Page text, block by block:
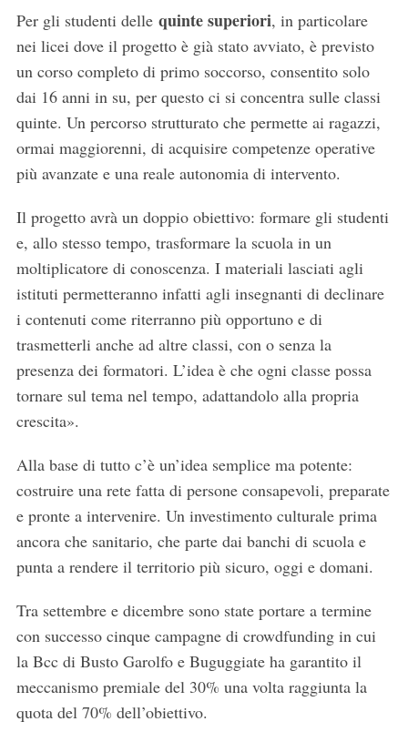
Per gli studenti delle quinte superiori, in particolare
nei licei dove il progetto è già stato avviato, è previsto
un corso completo di primo soccorso, consentito solo
dai 16 anni in su, per questo ci si concentra sulle classi
quinte. Un percorso strutturato che permette ai ragazzi,
ormai maggiorenni, di acquisire competenze operative
più avanzate e una reale autonomia di intervento.
Il progetto avrà un doppio obiettivo: formare gli studenti
e, allo stesso tempo, trasformare la scuola in un
moltiplicatore di conoscenza. I materiali lasciati agli
istituti permetteranno infatti agli insegnanti di declinare
i contenuti come riterranno più opportuno e di
trasmetterli anche ad altre classi, con o senza la
presenza dei formatori. L’idea è che ogni classe possa
tornare sul tema nel tempo, adattandolo alla propria
crescita».
Alla base di tutto c’è un’idea semplice ma potente:
costruire una rete fatta di persone consapevoli, preparate
e pronte a intervenire. Un investimento culturale prima
ancora che sanitario, che parte dai banchi di scuola e
punta a rendere il territorio più sicuro, oggi e domani.
Tra settembre e dicembre sono state portare a termine
con successo cinque campagne di crowdfunding in cui
la Bcc di Busto Garolfo e Buguggiate ha garantito il
meccanismo premiale del 30% una volta raggiunta la
quota del 70% dell’obiettivo.
S
e
a
r
h
f
r
: